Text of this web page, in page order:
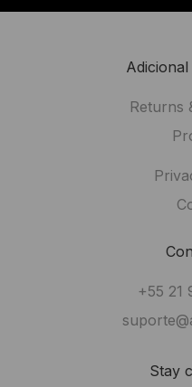
Returns
+55 21
Stay